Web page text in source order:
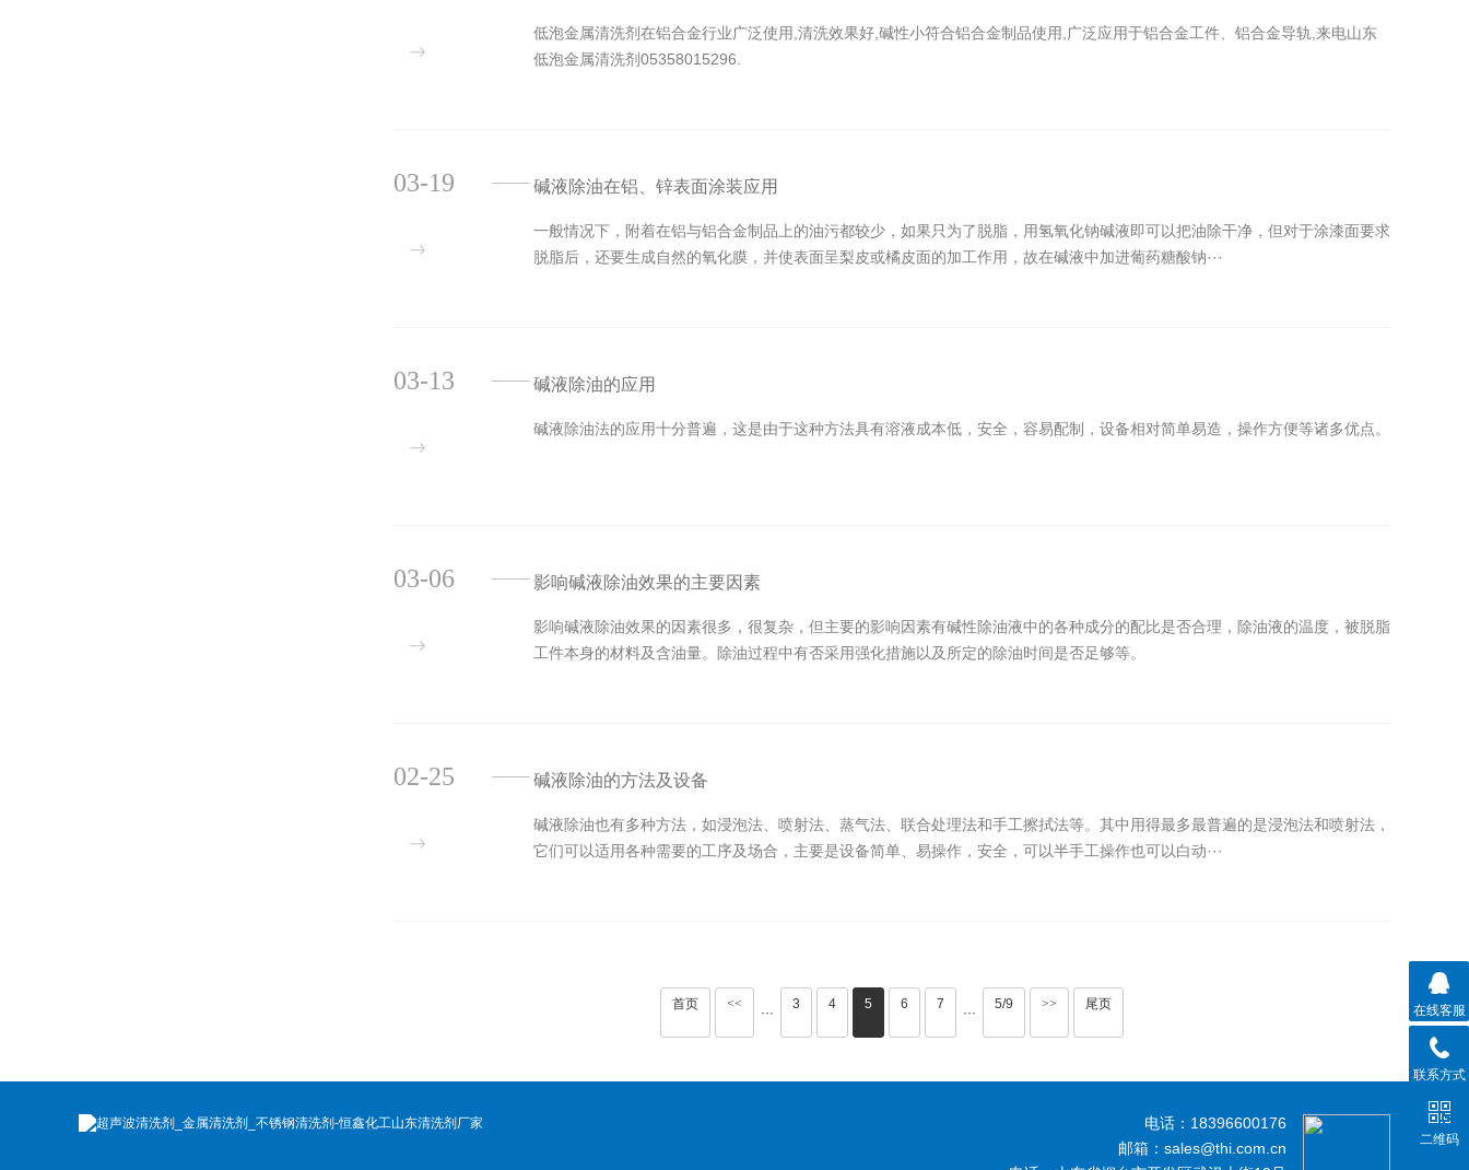
低泡金属清洗剂在铝合金行业广泛使用,清洗效果好,碱性小符合铝合金制品使用,广泛应用于铝合金工件、铝合金导轨,来电山东
低泡金属清洗剂05358015296.
碱液除油在铝、锌表面涂装应用
一般情况下，附着在铝与铝合金制品上的油污都较少，如果只为了脱脂，用氢氧化钠碱液即可以把油除干净，但对于涂漆面要求
脱脂后，还要生成自然的氧化膜，并使表面呈梨皮或橘皮面的加工作用，故在碱液中加进葡药糖酸钠···
03-19
碱液除油的应用
碱液除油法的应用十分普遍，这是由于这种方法具有溶液成本低，安全，容易配制，设备相对简单易造，操作方便等诸多优点。
03-13
影响碱液除油效果的主要因素
影响碱液除油效果的因素很多，很复杂，但主要的影响因素有碱性除油液中的各种成分的配比是否合理，除油液的温度，被脱脂
工件本身的材料及含油量。除油过程中有否采用强化措施以及所定的除油时间是否足够等。
03-06
碱液除油的方法及设备
碱液除油也有多种方法，如浸泡法、喷射法、蒸气法、联合处理法和手工擦拭法等。其中用得最多最普遍的是浸泡法和喷射法，
它们可以适用各种需要的工序及场合，主要是设备简单、易操作，安全，可以半手工操作也可以白动···
02-25
首页 <<
···
3 4 5 6 7
···
5/9 >> 尾页
电话：18396600176
邮箱：sales@thi.com.cn
在线客服
联系方式
二维码